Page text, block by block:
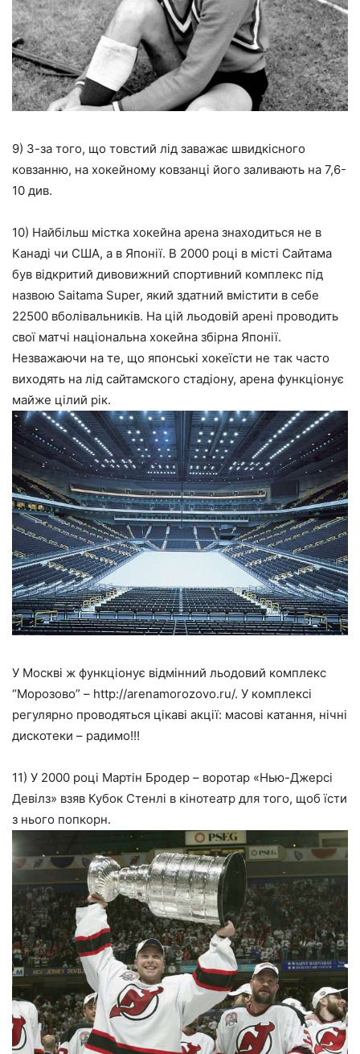
9) З-за того, що товстий лід заважає швидкісного
ковзанню, на хокейному ковзанці його заливають на 7,6-
10 див.
10) Найбільш містка хокейна арена знаходиться не в
Канаді чи США, а в Японії. В 2000 році в місті Сайтама
був відкритий дивовижний спортивний комплекс під
назвою Saitama Super, який здатний вмістити в себе
22500 вболівальників. На цій льодовій арені проводить
свої матчі національна хокейна збірна Японії.
Незважаючи на те, що японські хокеїсти не так часто
виходять на лід сайтамского стадіону, арена функціонує
майже цілий рік.
У Москві ж функціонує відмінний льодовий комплекс
“Морозово” – http://arenamorozovo.ru/. У комплексі
регулярно проводяться цікаві акції: масові катання, нічні
дискотеки – радимо!!!
11) У 2000 році Мартін Бродер – воротар «Нью-Джерсі
Девілз» взяв Кубок Стенлі в кінотеатр для того, щоб їсти
з нього попкорн.